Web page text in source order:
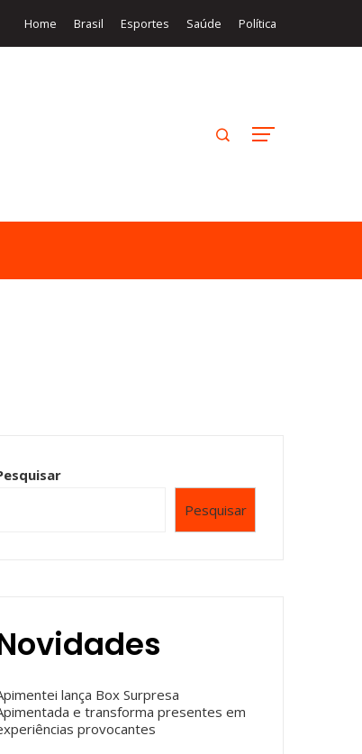
Home Brasil Esportes Saúde Política
Pesquisar
lança Box Surpresa
e transforma presentes em
provocantes